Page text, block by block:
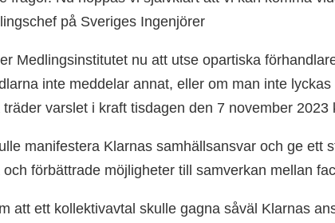
på Sveriges Ingenjörer
Medlingsinstitutet nu att utse opartiska
inte meddelar annat, eller om man inte
träder varslet i kraft tisdagen den 7 november
manifestera Klarnas samhällsansvar och ge ett
och förbättrade möjligheter till samverkan mellan
att ett kollektivavtal skulle gagna såväl Klarnas